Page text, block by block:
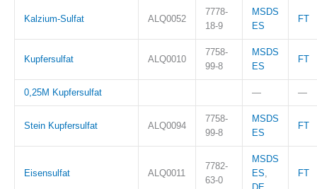
Kalzium-Sulfat ALQ0052
7778-
18-9
MSDS
ES
FT
Kupfersulfat ALQ0010
7758-
99-8
MSDS
ES
FT
0,25M Kupfersulfat — —
Stein Kupfersulfat ALQ0094
7758-
99-8
MSDS
ES
FT
Eisensulfat ALQ0011
7782-
63-0
MSDS
ES,
FT